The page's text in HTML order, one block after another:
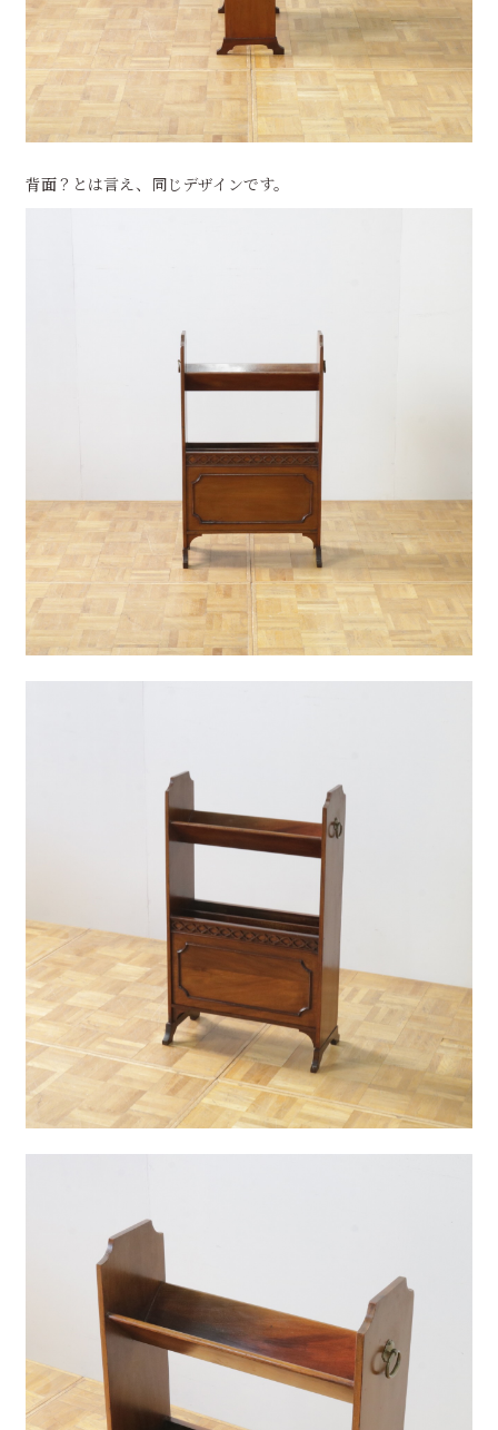
背面？とは言え、同じデザインです。